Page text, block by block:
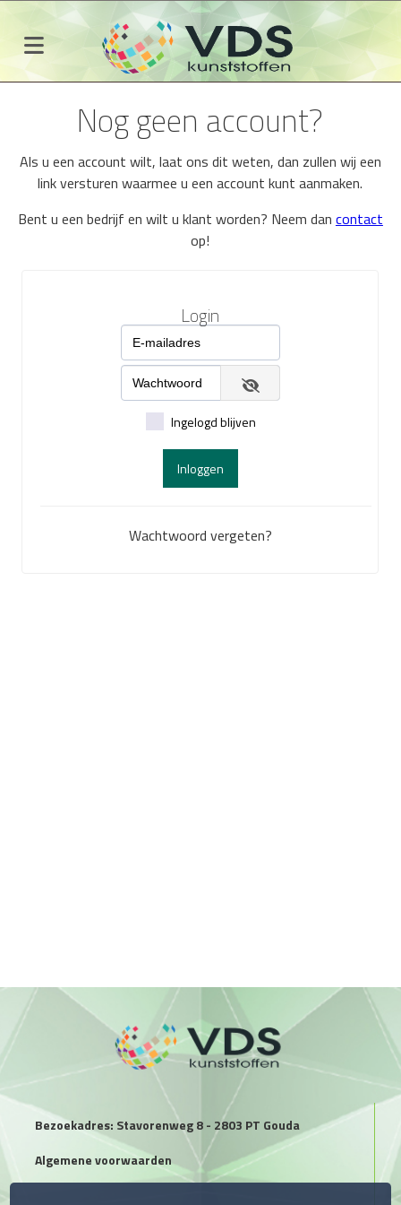
Nog geen account?
Als u een account wilt, laat ons dit weten, dan zullen wij een
link versturen waarmee u een account kunt aanmaken.
Bent u een bedrijf en wilt u klant worden? Neem dan contact
op!
Login
Ingelogd blijven
Inloggen
Wachtwoord vergeten?
Bezoekadres: Stavorenweg 8 - 2803 PT Gouda
Algemene voorwaarden